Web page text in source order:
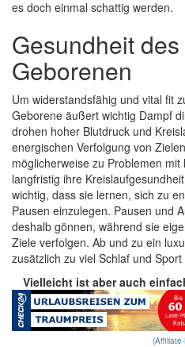
es doch einmal schattig werden.
Gesundheit
Geborenen
Um widerstandsfähig und vital fit
Geborene äußert wichtig Dampf
drohen hoher Blutdruck und
energischen Verfolgung von
möglicherweise zu Problemen
langfristig ihre
wichtig, dass sie lernen, sich zu
Pausen einzulegen. Pausen und
deshalb gönnen, während sie
Ziele verfolgen. Ab und zu ein
zusätzlich zu viel Schlaf und Sport
Vielleicht ist aber auch